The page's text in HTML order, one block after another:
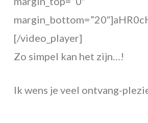
[/video_player]
Zo simpel kan het zijn…!
Ik wens je veel ontvang-